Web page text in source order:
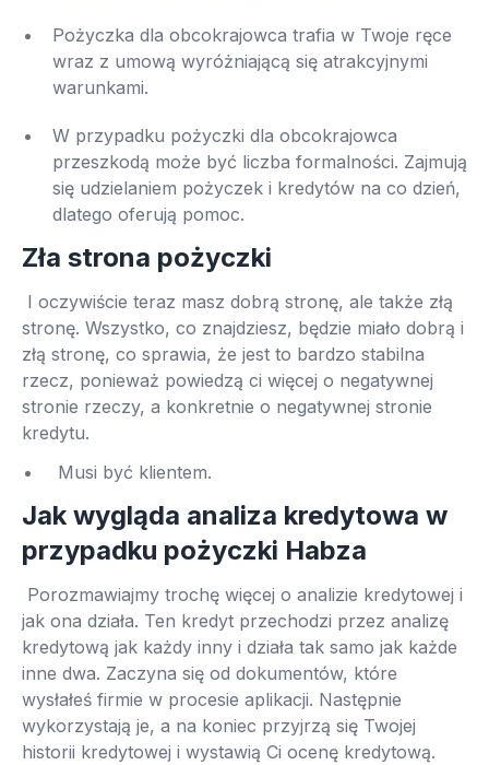
Pożyczka dla obcokrajowca trafia w Twoje ręce
wraz z umową wyróżniającą się atrakcyjnymi
warunkami.
W przypadku pożyczki dla obcokrajowca
przeszkodą może być liczba formalności. Zajmują
się udzielaniem pożyczek i kredytów na co dzień,
dlatego oferują pomoc.
Zła strona pożyczki
I oczywiście teraz masz dobrą stronę, ale także złą
stronę. Wszystko, co znajdziesz, będzie miało dobrą i
złą stronę, co sprawia, że ​​jest to bardzo stabilna
rzecz, ponieważ powiedzą ci więcej o negatywnej
stronie rzeczy, a konkretnie o negatywnej stronie
kredytu.
Musi być klientem.
Jak wygląda analiza kredytowa w
przypadku pożyczki Habza
Porozmawiajmy trochę więcej o analizie kredytowej i
jak ona działa. Ten kredyt przechodzi przez analizę
kredytową jak każdy inny i działa tak samo jak każde
inne dwa. Zaczyna się od dokumentów, które
wysłałeś firmie w procesie aplikacji. Następnie
wykorzystają je, a na koniec przyjrzą się Twojej
historii kredytowej i wystawią Ci ocenę kredytową.